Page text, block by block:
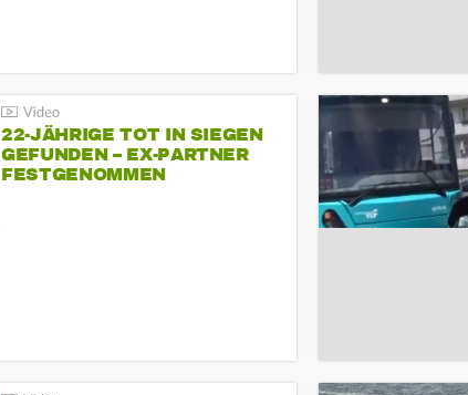
22-JÄHRIGE TOT IN SIEGEN
GEFUNDEN – EX-PARTNER
FESTGENOMMEN